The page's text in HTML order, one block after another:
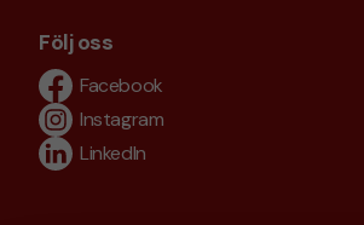
Följ oss
Facebook
Instagram
LinkedIn